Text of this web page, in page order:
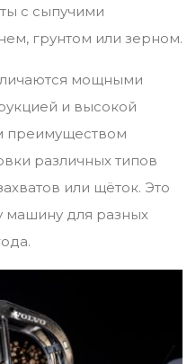
с сыпучими
грунтом или зерном.
мощными
и высокой
преимуществом
различных типов
или щёток. Это
машину для разных